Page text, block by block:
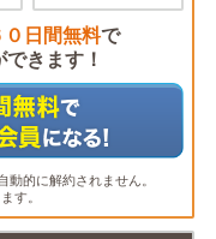
日間無料で
きます！
的に解約されません。
す。